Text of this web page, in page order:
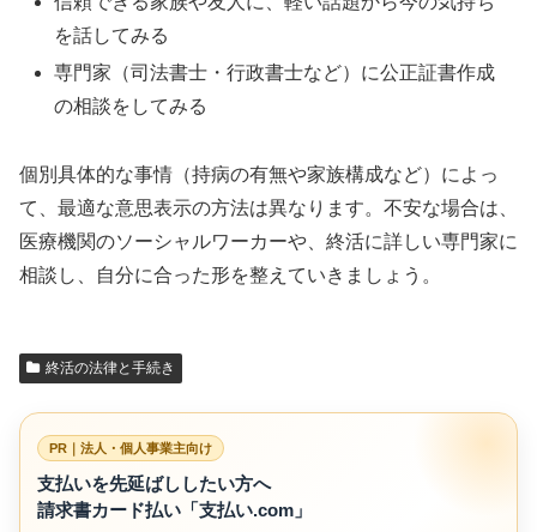
を話してみる
専門家（司法書士・行政書士など）に公正証書作成
の相談をしてみる
個別具体的な事情（持病の有無や家族構成など）によっ
て、最適な意思表示の方法は異なります。不安な場合は、
医療機関のソーシャルワーカーや、終活に詳しい専門家に
相談し、自分に合った形を整えていきましょう。
終活の法律と手続き
PR｜法人・個人事業主向け
支払いを先延ばししたい方へ
請求書カード払い「支払い.com」